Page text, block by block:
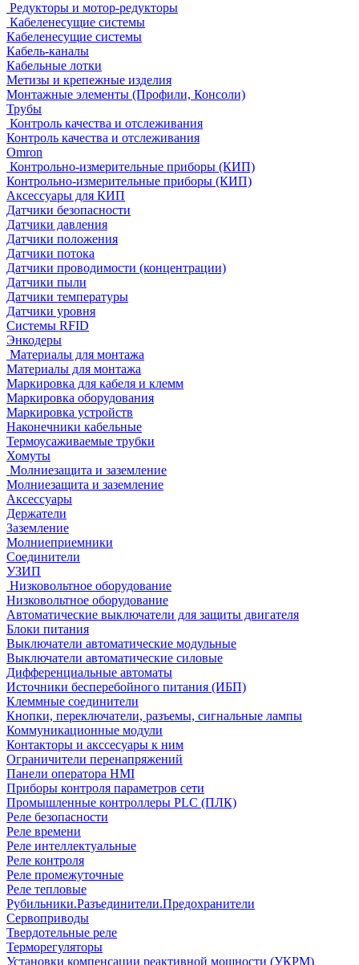
Редукторы и мотор-редукторы
Кабеленесущие системы
Кабеленесущие системы
Кабель-каналы
Кабельные лотки
Метизы и крепежные изделия
Монтажные элементы (Профили, Консоли)
Трубы
Контроль качества и отслеживания
Контроль качества и отслеживания
Omron
Контрольно-измерительные приборы (КИП)
Контрольно-измерительные приборы (КИП)
Аксессуары для КИП
Датчики безопасности
Датчики давления
Датчики положения
Датчики потока
Датчики проводимости (концентрации)
Датчики пыли
Датчики температуры
Датчики уровня
Системы RFID
Энкодеры
Материалы для монтажа
Материалы для монтажа
Маркировка для кабеля и клемм
Маркировка оборудования
Маркировка устройств
Наконечники кабельные
Термоусаживаемые трубки
Хомуты
Молниезащита и заземление
Молниезащита и заземление
Аксессуары
Держатели
Заземление
Молниеприемники
Соединители
УЗИП
Низковольтное оборудование
Низковольтное оборудование
Автоматические выключатели для защиты двигателя
Блоки питания
Выключатели автоматические модульные
Выключатели автоматические силовые
Дифференциальные автоматы
Источники бесперебойного питания (ИБП)
Клеммные соединители
Кнопки, переключатели, разъемы, сигнальные лампы
Коммуникационные модули
Контакторы и акссесуары к ним
Ограничители перенапряжений
Панели оператора HMI
Приборы контроля параметров сети
Промышленные контроллеры PLC (ПЛК)
Реле безопасности
Реле времени
Реле интеллектуальные
Реле контроля
Реле промежуточные
Реле тепловые
Рубильники.Разъединители.Предохранители
Сервоприводы
Твердотельные реле
Терморегуляторы
Установки компенсации реактивной мощности (УКРМ)